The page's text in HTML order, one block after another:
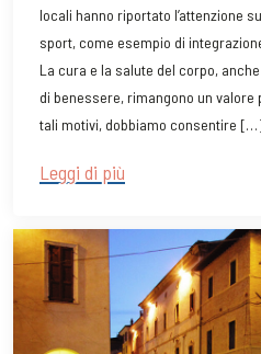
locali hanno riportato l’attenzione
sport, come esempio di
La cura e la salute del corpo,
di benessere, rimangono un
tali motivi, dobbiamo consentire
Leggi di più